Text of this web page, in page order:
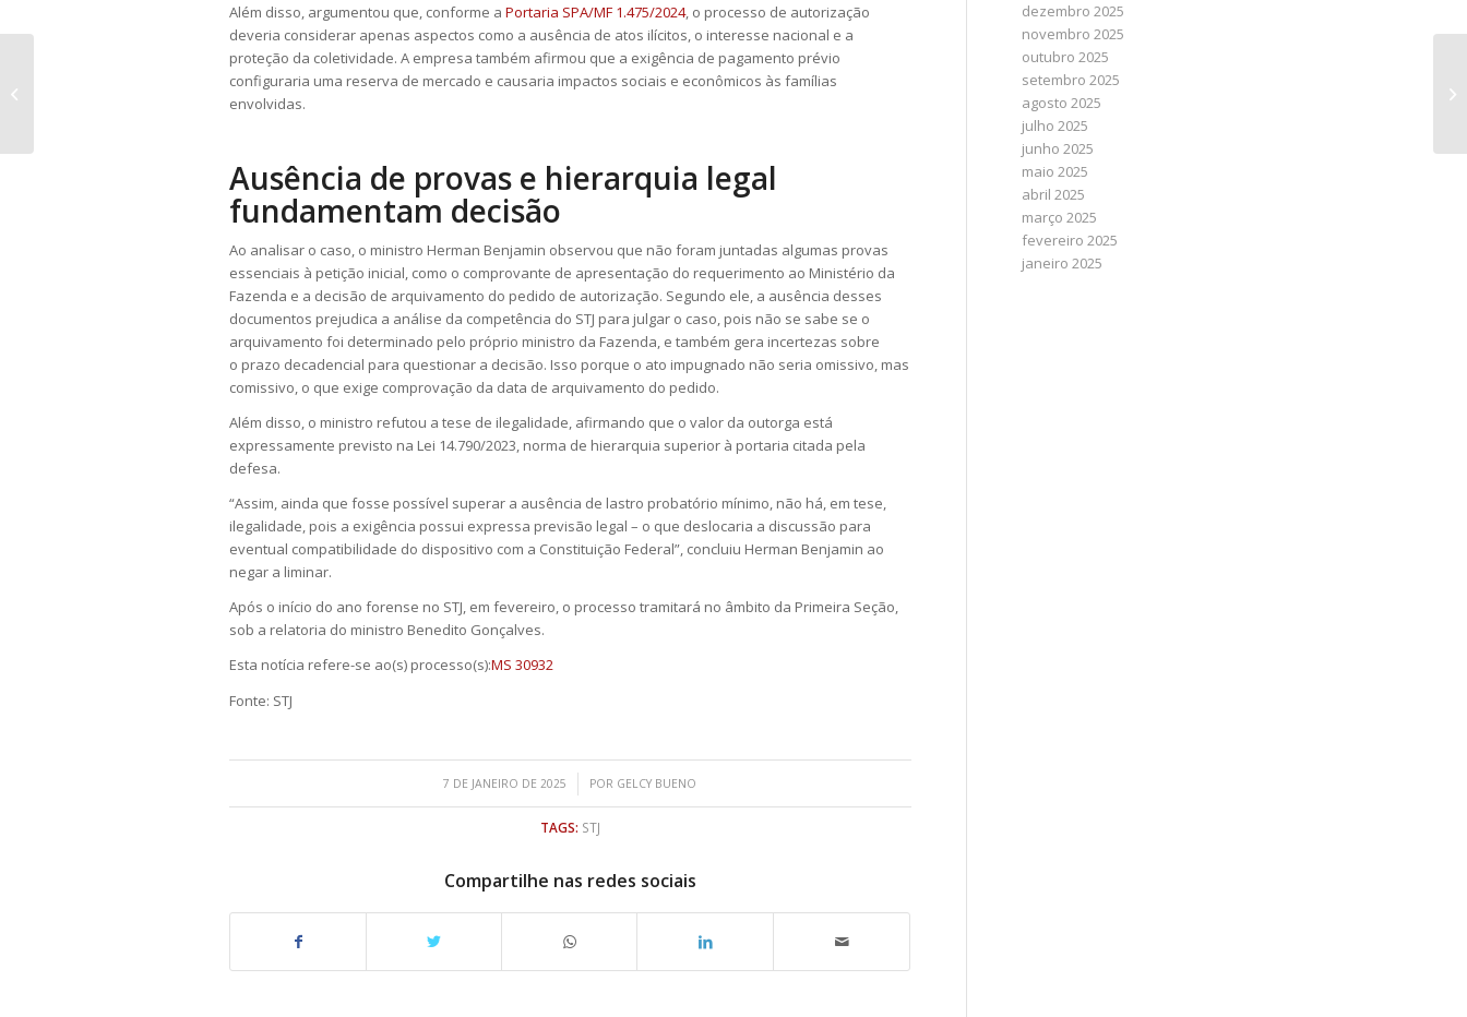
Além disso, argumentou que, conforme a Portaria SPA/MF 1.475/2024, o processo de autorização
deveria considerar apenas aspectos como a ausência de atos ilícitos, o interesse nacional e a
proteção da coletividade. A empresa também afirmou que a exigência de pagamento prévio
configuraria uma reserva de mercado e causaria impactos sociais e econômicos às famílias
envolvidas.
Ausência de provas e hierarquia legal
fundamentam decisão
Ao analisar o caso, o ministro Herman Benjamin observou que não foram juntadas algumas provas
essenciais à petição inicial, como o comprovante de apresentação do requerimento ao Ministério da
Fazenda e a decisão de arquivamento do pedido de autorização. Segundo ele, a ausência desses
documentos prejudica a análise da competência do STJ para julgar o caso, pois não se sabe se o
arquivamento foi determinado pelo próprio ministro da Fazenda, e também gera incertezas sobre
o prazo decadencial para questionar a decisão. Isso porque o ato impugnado não seria omissivo, mas
comissivo, o que exige comprovação da data de arquivamento do pedido.
Além disso, o ministro refutou a tese de ilegalidade, afirmando que o valor da outorga está
expressamente previsto na Lei 14.790/2023, norma de hierarquia superior à portaria citada pela
defesa.
“Assim, ainda que fosse possível superar a ausência de lastro probatório mínimo, não há, em tese,
ilegalidade, pois a exigência possui expressa previsão legal – o que deslocaria a discussão para
eventual compatibilidade do dispositivo com a Constituição Federal”, concluiu Herman Benjamin ao
negar a liminar.
Após o início do ano forense no STJ, em fevereiro, o processo tramitará no âmbito da Primeira Seção,
sob a relatoria do ministro Benedito Gonçalves.
Esta notícia refere-se ao(s) processo(s):MS 30932
Fonte: STJ
7 DE JANEIRO DE 2025
/ POR GELCY BUENO
TAGS: STJ
Compartilhe nas redes sociais
dezembro 2025
novembro 2025
outubro 2025
setembro 2025
agosto 2025
julho 2025
junho 2025
maio 2025
abril 2025
março 2025
fevereiro 2025
janeiro 2025
Falsa promessa de carreira no
futebol deve ser julgada pela